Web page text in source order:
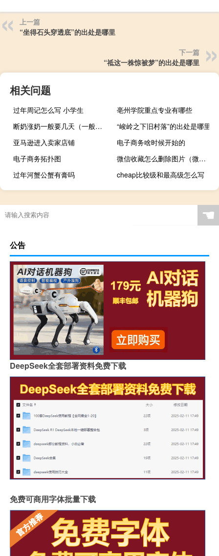
上一篇
“坐得石头穿透底”的出处是哪里
下一篇
“祗这一株惊被梦”的出处是哪里
相关问题
过年周记怎么写 小学生
亳州学院重点专业有哪些
断奶涨奶一般要几天（一般断奶胀奶要胀几天）
“峻岭之下旧村落”的出处是哪里
亚马逊进入卖家店铺
电子商务啥时候开始的
电子商务拓扑图
微信收藏怎么删除图片（微信收藏怎么删除）
过年河蟹公蟹有膏吗
cheap比较级和最高级怎么写
☚
公告
DeepSeek全套部署资料免费下载
免费可商用字体批量下载